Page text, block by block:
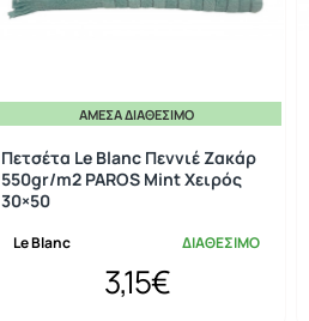
ΆΜΕΣΑ ΔΙΑΘΈΣΙΜΟ
Le Blanc ΔΙΑΘΕΣΙΜΟ
Πετσέτα Le Blanc Πεννιέ Ζακάρ
550gr/m2 PAROS Mint Χειρός
30×50
3,15€